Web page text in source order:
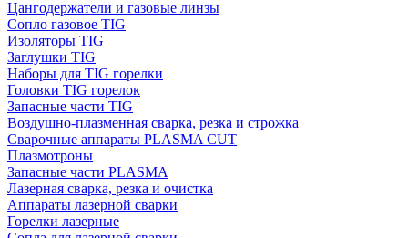
Цангодержатели и газовые линзы
Сопло газовое TIG
Изоляторы TIG
Заглушки TIG
Наборы для TIG горелки
Головки TIG горелок
Запасные части TIG
Воздушно-плазменная сварка, резка и строжка
Сварочные аппараты PLASMA CUT
Плазмотроны
Запасные части PLASMA
Лазерная сварка, резка и очистка
Аппараты лазерной сварки
Горелки лазерные